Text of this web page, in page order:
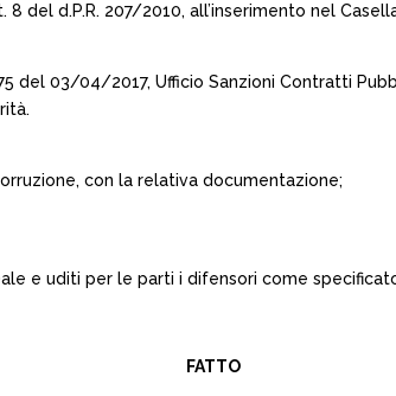
del d.P.R. 207/2010, all’inserimento nel
del 03/04/2017, Ufficio Sanzioni Contratti
con la relativa documentazione;
e uditi per le parti i difensori come
FATTO